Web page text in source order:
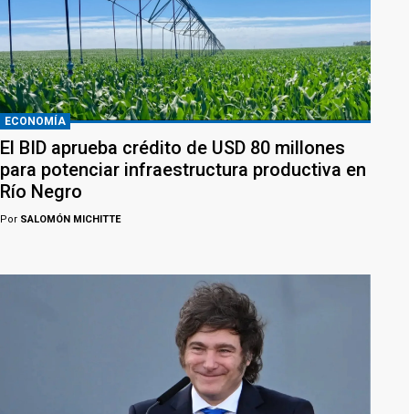
ECONOMÍA
El BID aprueba crédito de USD 80 millones
para potenciar infraestructura productiva en
Río Negro
Por SALOMÓN MICHITTE